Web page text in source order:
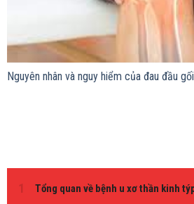
Nguyên nhân và nguy hiểm của đau đầu gối